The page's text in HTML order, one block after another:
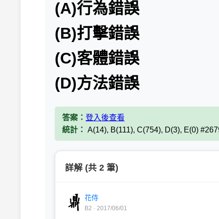
(A)行為錯誤
(B)打擊錯誤
(C)客體錯誤
(D)方法錯誤
答案： 登入後查看
統計： A(14), B(111), C(754), D(3), E(0)
詳解 (共 2 筆)
花侍
B2 · 2017/06/01